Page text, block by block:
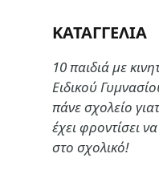
ΚΑΤΑΓΓΕΛΙΑ
10 παιδιά με
Ειδικού
πάνε σχολείο
έχει φροντίσει
στο σχολικό!